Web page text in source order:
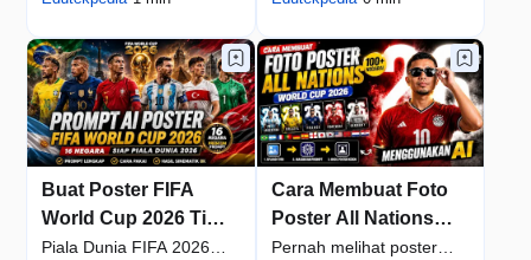
s…
Buat Poster FIFA
World Cup 2026 Tim
Nasional Bergaya
Piala Dunia FIFA 2026
Cara Membuat Foto
Poster All Nations
World Cup 2026
Pernah melihat poster